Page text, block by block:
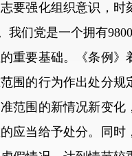
强化组织意识，时
们党是一个拥有
重要基础。《条例》
围的行为作出处分规
范围的新情况新变化
应当给予处分。同时